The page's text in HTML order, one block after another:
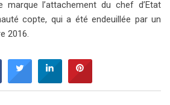
marque l’attachement du chef d’Etat
copte, qui a été endeuillée par un
2016.